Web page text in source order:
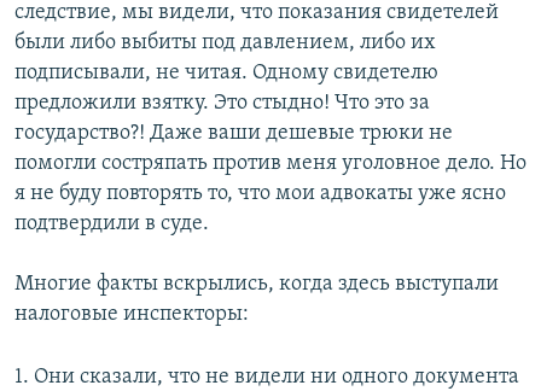
следствие, мы видели, что показания свидетелей
были либо выбиты под давлением, либо их
подписывали, не читая. Одному свидетелю
предложили взятку. Это стыдно! Что это за
государство?! Даже ваши дешевые трюки не
помогли состряпать против меня уголовное дело. Но
я не буду повторять то, что мои адвокаты уже ясно
подтвердили в суде.
Многие факты вскрылись, когда здесь выступали
налоговые инспекторы:
1. Они сказали, что не видели ни одного документа